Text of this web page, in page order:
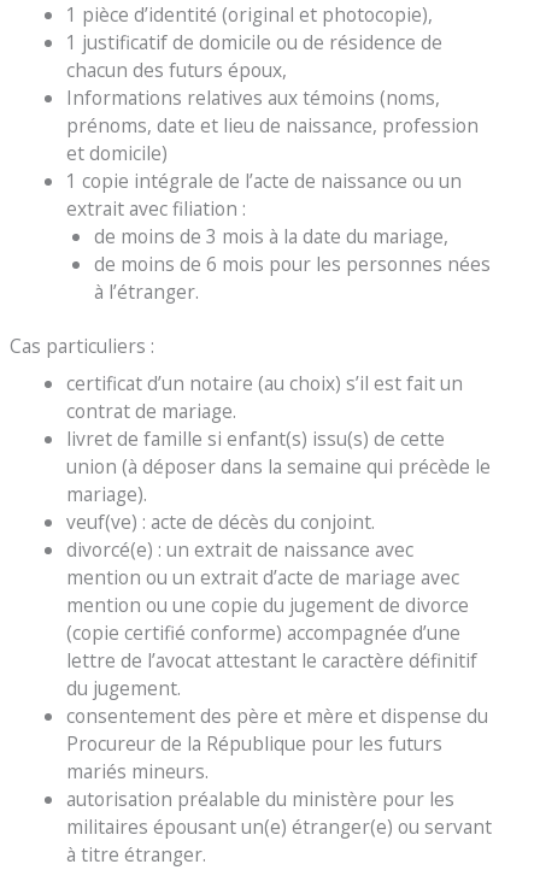
1 pièce d’identité (original et photocopie),
1 justificatif de domicile ou de résidence de
chacun des futurs époux,
Informations relatives aux témoins (noms,
prénoms, date et lieu de naissance, profession
et domicile)
1 copie intégrale de l’acte de naissance ou un
extrait avec filiation :
de moins de 3 mois à la date du mariage,
de moins de 6 mois pour les personnes nées
à l’étranger.
Cas particuliers :
certificat d’un notaire (au choix) s’il est fait un
contrat de mariage.
livret de famille si enfant(s) issu(s) de cette
union (à déposer dans la semaine qui précède le
mariage).
veuf(ve) : acte de décès du conjoint.
divorcé(e) : un extrait de naissance avec
mention ou un extrait d’acte de mariage avec
mention ou une copie du jugement de divorce
(copie certifié conforme) accompagnée d’une
lettre de l’avocat attestant le caractère définitif
du jugement.
consentement des père et mère et dispense du
Procureur de la République pour les futurs
mariés mineurs.
autorisation préalable du ministère pour les
militaires épousant un(e) étranger(e) ou servant
à titre étranger.